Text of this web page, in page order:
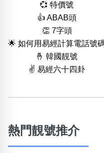
💞 特價號
👍 ABAB頭
👏 7字頭
🌟 如何用易經計算電話號
🤞 韓國靚號
✌️ 易經六十四卦
熱門靚號推介